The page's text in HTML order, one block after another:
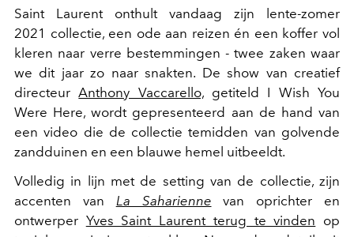
Saint Laurent onthult vandaag zijn lente-zomer
2021 collectie, een ode aan reizen én een koffer vol
kleren naar verre bestemmingen - twee zaken waar
we dit jaar zo naar snakten. De show van creatief
directeurAnthony Vaccarello,getiteld I Wish You
Were Here, wordt gepresenteerd aan de hand van
een video die de collectie temidden van golvende
zandduinen en een blauwe hemel uitbeeldt.
Volledig in lijn met de setting van de collectie, zijn
accenten van La Saharienne van oprichter en
ontwerper Yves Saint Laurent terug te vinden op